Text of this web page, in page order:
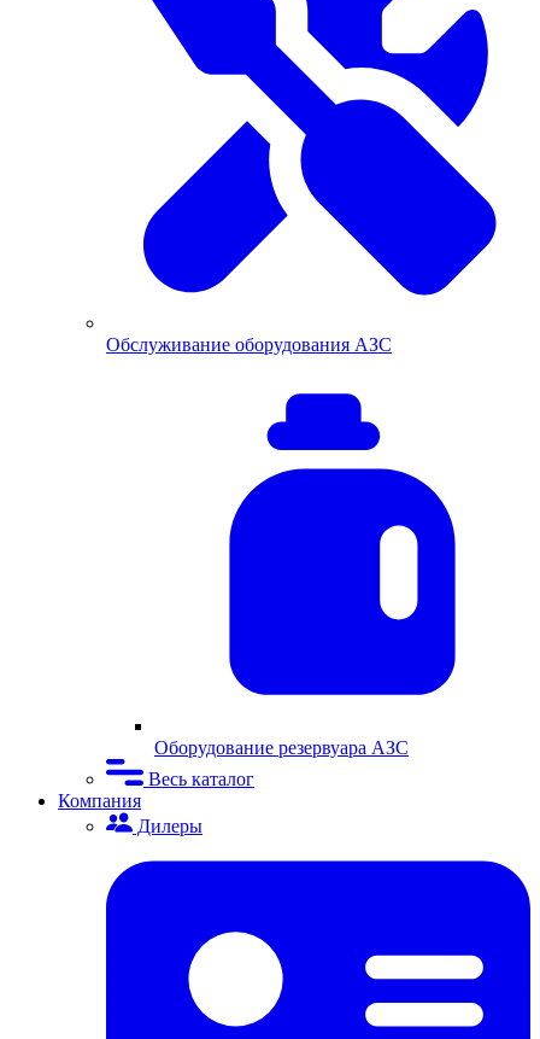
Обслуживание оборудования АЗС
Оборудование резервуара АЗС
Весь каталог
Компания
Дилеры